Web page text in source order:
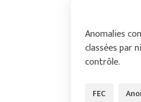
Anomalies
classées par
contrôle.
FEC